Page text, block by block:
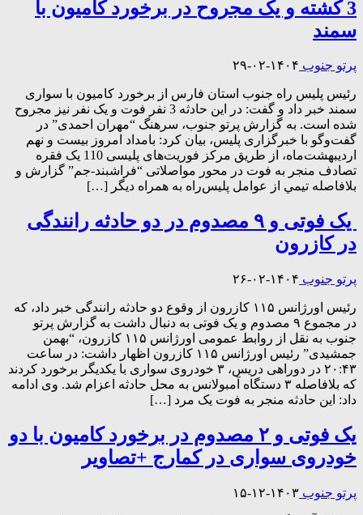
3 کشته و یک مجروح در برخورد کامیون با
سمند
پرتو جنوب ۱۴۰۴-۰۲-۲۹
رئیس پلیس راه جنوب استان فارس از برخورد کامیون با سواری
سمند خبر داد و گفت: در این حادثه 3 نفر فوت و یک نفر نیز مجروح
شده است. به گزارش پرتو جنوب، سرهنگ “مهران احمدی” در
گفت‌وگو با خبرگزاری پلیس، بیان کرد: بامداد امروز بیست و نهم
اردیبهشت‌ماه، از طریق مرکز فوریت‌های پلیسی 110 یک فقره
تصادف منجر به فوت در محور مواصلاتی “فراشبند-جم” گزارش و
بلافاصله تيمي از عوامل پلیس‌راه به همراه ديگر […]
یک فوتی و ۹ مصدوم در دو حادثه رانندگی
در کازرون
پرتو جنوب ۱۴۰۴-۰۲-۲۶
رئیس اورژانس ۱۱۵ کازرون از وقوع دو حادثه رانندگی خبر داد، که
در مجموع ۹ مصدوم و یک فوتی به دنبال داشت به گزارش پرتو
جنوب به نقل از روابط عمومی اورژانس ۱۱۵ کازرون، “بهمن
جمشیدی” رئیس اورژانس ۱۱۵ کازرون اظهار داشت: در ساعت
۲۰:۴۳ در دوراهی دریس، ۳ خودروی سواری با یکدیگر برخورد کردند
که بلافاصله ۳ دستگاه آمبولانس به محل حادثه اعزام شد. وی ادامه
داد: این حادثه منجر به فوت یک مرد […]
یک فوتی و ۲ مصدوم در برخورد کامیون با دو
خودروی سواری در کمارج +تصاویر
پرتو جنوب ۱۴۰۳-۱۲-۱۵